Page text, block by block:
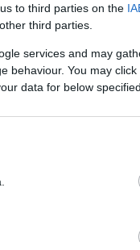
to third parties on the
third parties.
services and may
behaviour. You may
data for below